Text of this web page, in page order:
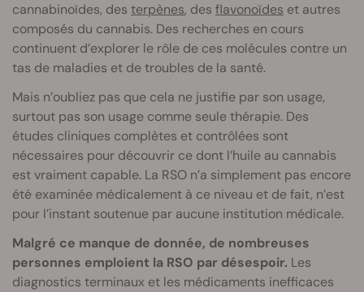
cannabinoïdes, des terpènes, des flavonoïdes et autres
composés du cannabis. Des recherches en cours
continuent d’explorer le rôle de ces molécules contre un
tas de maladies et de troubles de la santé.
Mais n’oubliez pas que cela ne justifie par son usage,
surtout pas son usage comme seule thérapie. Des
études cliniques complètes et contrôlées sont
nécessaires pour découvrir ce dont l’huile au cannabis
est vraiment capable. La RSO n’a simplement pas encore
été examinée médicalement à ce niveau et de fait, n’est
pour l’instant soutenue par aucune institution médicale.
Malgré ce manque de donnée, de nombreuses
personnes emploient la RSO par désespoir. Les
diagnostics terminaux et les médicaments inefficaces